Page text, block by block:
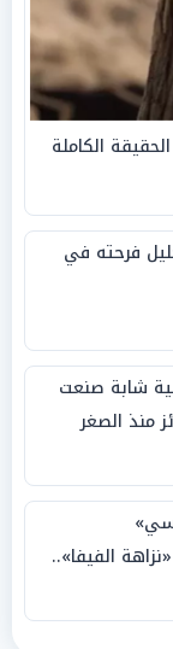
الكاملة
فرحته في
شابة صنعت
منذ الصغر
الفيفا»..